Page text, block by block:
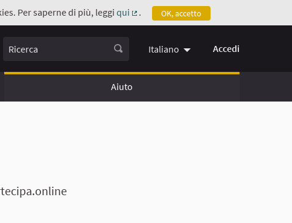
Per saperne di più, leggi qui
(Collegamento esterno)
. OK, accetto
Ricerca Italiano Accedi
Aiuto